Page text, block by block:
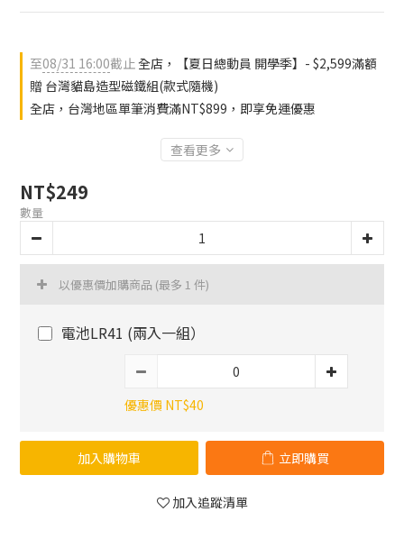
至08/31 16:00截止全店，【夏日總動員 開學季】- $2,599滿額
贈 台灣貓島造型磁鐵組(款式隨機)
全店，台灣地區單筆消費滿NT$899，即享免運優惠
查看更多
NT$249
數量
以優惠價加購商品 (最多 1 件)
電池LR41 (兩入一組）
優惠價 NT$40
加入購物車 立即購買
加入追蹤清單